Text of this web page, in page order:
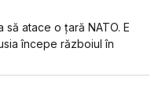
să atace o țară NATO. E
începe războiul în